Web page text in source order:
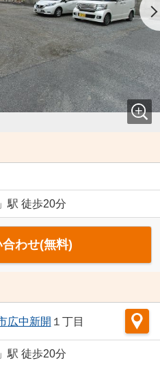
駅 徒歩20分
わせ(無料)
広中新開 １丁目
駅 徒歩20分